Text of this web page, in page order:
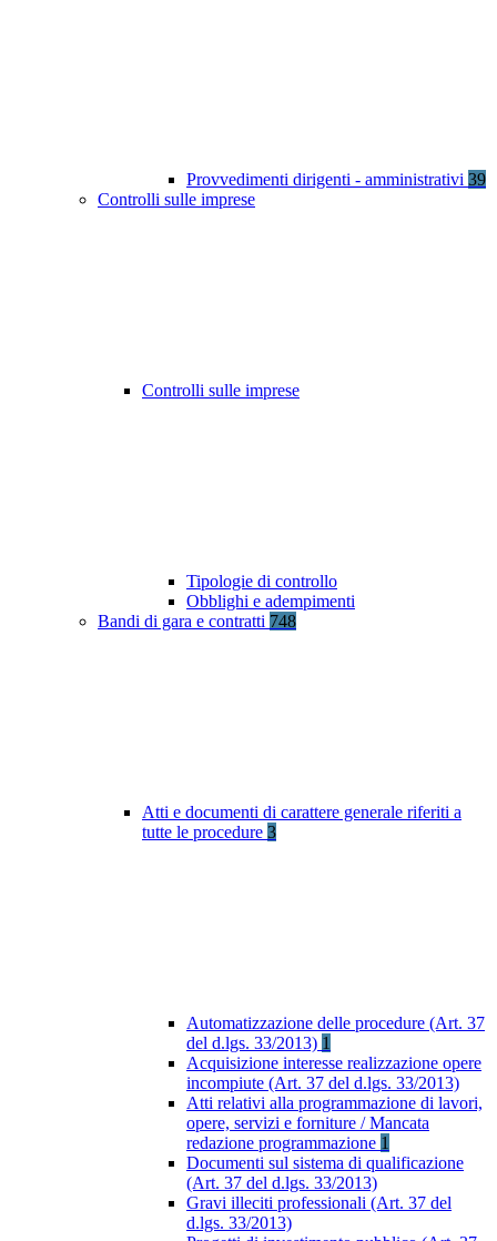
Provvedimenti dirigenti - amministrativi 39
Controlli sulle imprese
Controlli sulle imprese
Tipologie di controllo
Obblighi e adempimenti
Bandi di gara e contratti 748
Atti e documenti di carattere generale riferiti a
tutte le procedure 3
Automatizzazione delle procedure (Art. 37
del d.lgs. 33/2013) 1
Acquisizione interesse realizzazione opere
incompiute (Art. 37 del d.lgs. 33/2013)
Atti relativi alla programmazione di lavori,
opere, servizi e forniture / Mancata
redazione programmazione 1
Documenti sul sistema di qualificazione
(Art. 37 del d.lgs. 33/2013)
Gravi illeciti professionali (Art. 37 del
d.lgs. 33/2013)